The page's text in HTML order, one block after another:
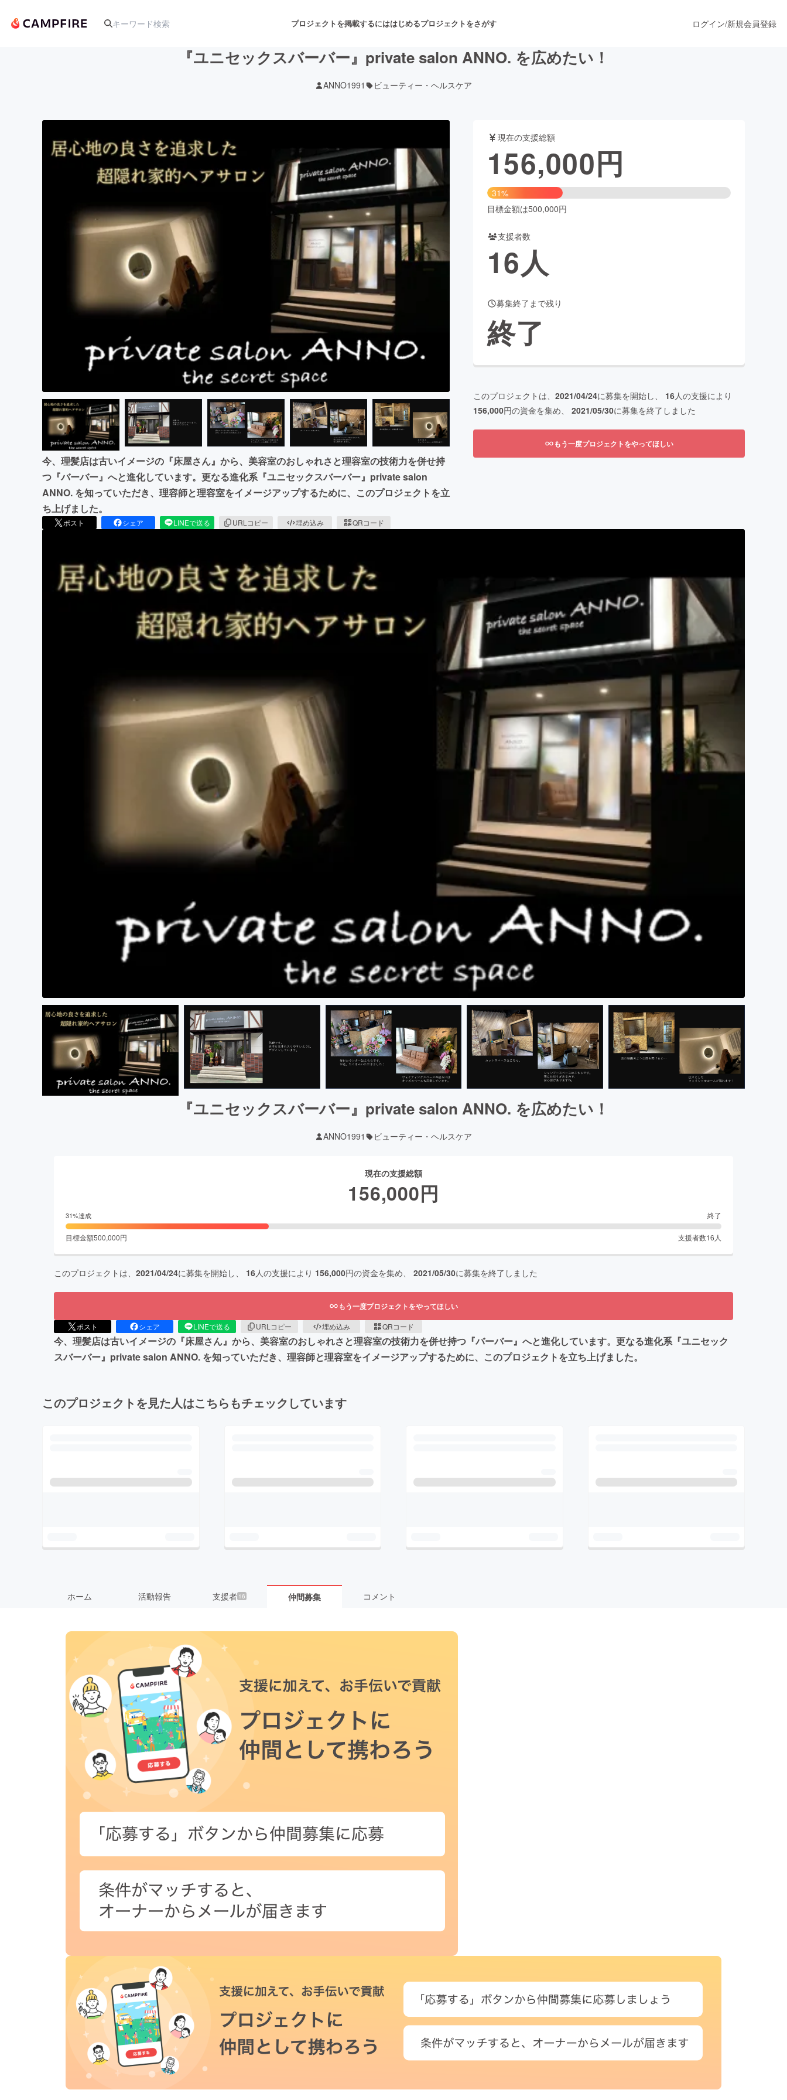
プロジェクトを掲載するにははじめるプロジェクトをさがす
アート・写真 舞台・パフォーマンス
テクノロジー・ガジェット ゲーム・サービス開発 フード・飲食店 ファッション
映像・映画 書籍・雑誌出版 アニメ・漫画
チャレンジ ビューティー・ヘルスケア
まちづくり・地域活性化
CAMPFIRE for Social Good
CAMPFIREふるさと納税
ログイン/新規会員登録
『ユニセックスバーバー』private salon ANNO. を広めたい！
ANNO1991 ビューティー・ヘルスケア
今、理髪店は古いイメージの『床屋さん』から、美容室のおしゃれさと理容室の技術力を併せ持
つ『バーバー』へと進化しています。更なる進化系『ユニセックスバーバー』private salon
ANNO. を知っていただき、理容師と理容室をイメージアップするために、このプロジェクトを立
ち上げました。
ポスト シェア LINEで送る URLコピー 埋め込み QRコード
現在の支援総額
156,000円
31%
目標金額は500,000円
支援者数
16人
募集終了まで残り
終了
このプロジェクトは、 2021/04/24に募集を開始し、 16人の支援により
156,000円の資金を集め、 2021/05/30に募集を終了しました
もう一度プロジェクトをやってほしい
『ユニセックスバーバー』private salon ANNO. を広めたい！
ANNO1991 ビューティー・ヘルスケア
現在の支援総額
156,000円
31%達成 終了
目標金額500,000円 支援者数16 人
このプロジェクトは、 2021/04/24に募集を開始し、 16人の支援により 156,000円の資金を集め、 2021/05/30に募集を終了しました
もう一度プロジェクトをやってほしい
ポスト シェア LINEで送る URLコピー 埋め込み QRコード
今、理髪店は古いイメージの『床屋さん』から、美容室のおしゃれさと理容室の技術力を併せ持つ『バーバー』へと進化しています。更なる進化系『ユニセック
スバーバー』private salon ANNO. を知っていただき、理容師と理容室をイメージアップするために、このプロジェクトを立ち上げました。
このプロジェクトを見た人はこちらもチェックしています
ホーム 活動報告 支援者 16 仲間募集 コメント